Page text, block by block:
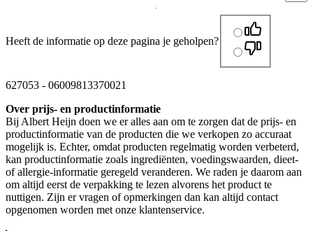
Heeft de informatie op deze pagina je geholpen?
627053 - 06009813370021
Over prijs- en productinformatie
Bij Albert Heijn doen we er alles aan om te zorgen dat de prijs- en
productinformatie van de producten die we verkopen zo accuraat
mogelijk is. Echter, omdat producten regelmatig worden verbeterd,
kan productinformatie zoals ingrediënten, voedingswaarden, dieet-
of allergie-informatie geregeld veranderen. We raden je daarom aan
om altijd eerst de verpakking te lezen alvorens het product te
nuttigen. Zijn er vragen of opmerkingen dan kan altijd contact
opgenomen worden met onze klantenservice.